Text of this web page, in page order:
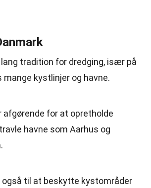
lang tradition for dredging, især på
mange kystlinjer og havne.
afgørende for at opretholde
havne som Aarhus og
også til at beskytte kystområder